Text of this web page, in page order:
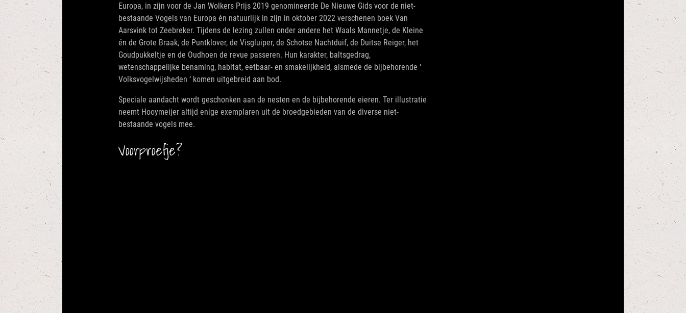
Europa, in zijn voor de Jan Wolkers Prijs 2019 genomineerde De Nieuwe Gids voor de niet-
bestaande Vogels van Europa én natuurlijk in zijn in oktober 2022 verschenen boek Van
Aarsvink tot Zeebreker. Tijdens de lezing zullen onder andere het Waals Mannetje, de Kleine
én de Grote Braak, de Puntklover, de Visgluiper, de Schotse Nachtduif, de Duitse Reiger, het
Goudpukkeltje en de Oudhoen de revue passeren. Hun karakter, baltsgedrag,
wetenschappelijke benaming, habitat, eetbaar- en smakelijkheid, alsmede de bijbehorende ‘
Volksvogelwijsheden ‘ komen uitgebreid aan bod.
Speciale aandacht wordt geschonken aan de nesten en de bijbehorende eieren. Ter illustratie
neemt Hooymeijer altijd enige exemplaren uit de broedgebieden van de diverse niet-
bestaande vogels mee.
Voorproefje?